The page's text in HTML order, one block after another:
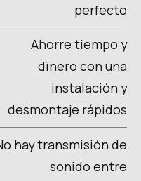
perfecto
Ahorre tiempo y
dinero con una
instalación y
desmontaje rápidos
hay transmisión de
sonido entre